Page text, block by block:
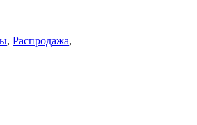
, Распродажа,